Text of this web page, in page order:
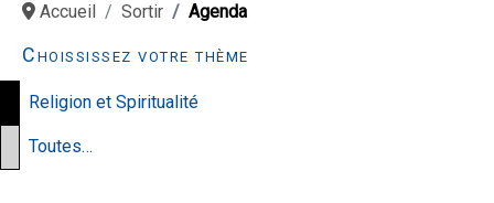
Accueil Sortir Agenda
Choississez votre thème
Religion et Spiritualité
Toutes…